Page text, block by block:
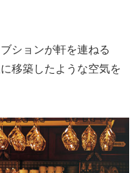
ションが軒を連ねる
移築したような空気を